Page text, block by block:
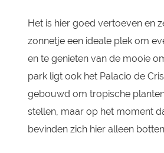
Het is hier goed vertoeven en
zonnetje een ideale plek om
en te genieten van de mooie
park ligt ook het Palacio de
gebouwd om tropische
stellen, maar op het moment
bevinden zich hier alleen